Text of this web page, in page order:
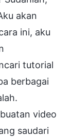
akan
ini, aku
tutorial
berbagai
video
saudari